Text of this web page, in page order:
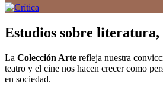
Estudios sobre literatura,
La Colección Arte refleja nuestra
teatro y el cine nos hacen crecer como
en sociedad.